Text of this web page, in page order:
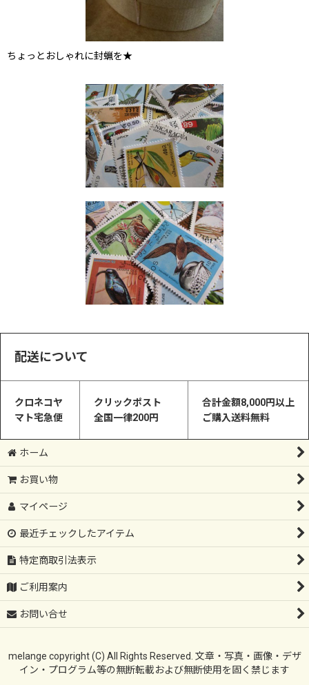
ちょっとおしゃれに封蝋を★
配送について
クロネコヤ
マト宅急便
クリックポスト
全国一律200円
合計金額8,000円以上
ご購入送料無料
ホーム
お買い物
マイページ
最近チェックしたアイテム
特定商取引法表示
ご利用案内
お問い合せ
melange copyright (C) All Rights Reserved. 文章・写真・画像・デザ
イン・プログラム等の無断転載および無断使用を固く禁じます